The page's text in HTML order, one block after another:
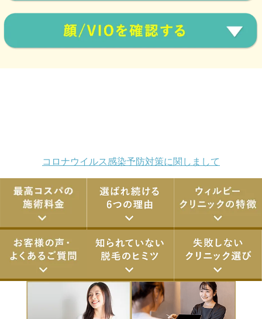
コロナウイルス感染予防対策に関しまして